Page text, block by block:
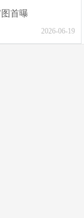
首曝
2026-06-19